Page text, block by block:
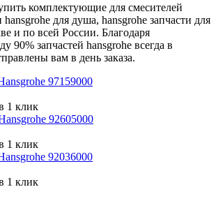
комплектующие для смесителей
hansgrohe для душа, hansgrohe запчасти для
и по всей России. Благодаря
90% запчастей hansgrohe всегда в
вам в день заказа.
97159000
1 клик
92605000
1 клик
92036000
1 клик